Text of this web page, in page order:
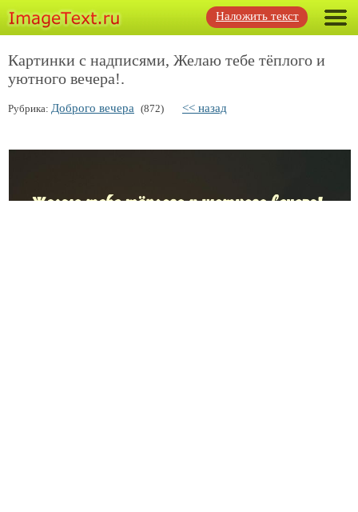
Наложить текст
Картинки с надписями, Желаю тебе тёплого и
уютного вечера!.
Рубрика: Доброго вечера (872) << назад